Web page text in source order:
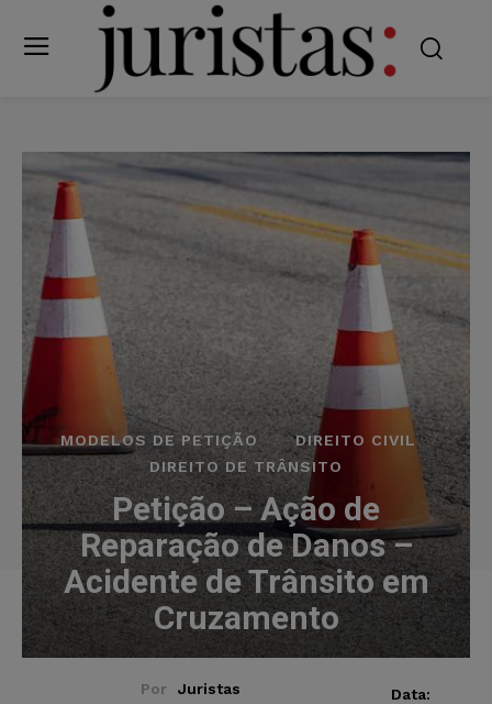
MODELOS DE PETIÇÃO
DIREITO CIVIL
DIREITO DE TRÂNSITO
Petição – Ação de
Reparação de Danos –
Acidente de Trânsito em
Cruzamento
Por Juristas
Data: